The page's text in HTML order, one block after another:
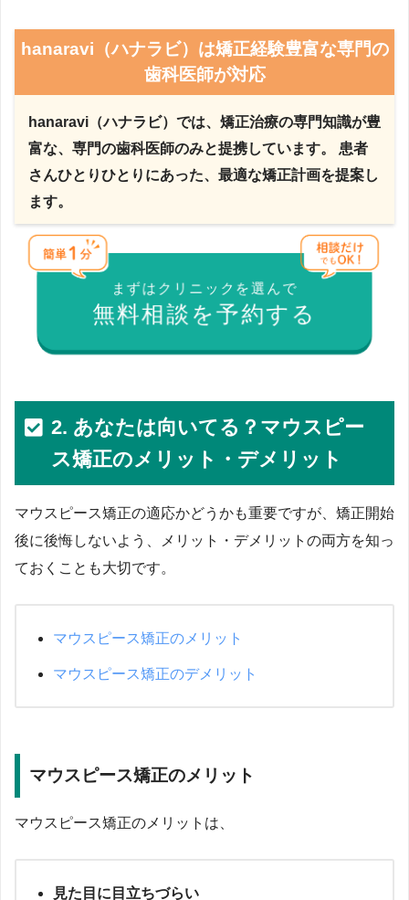
hanaravi（ハナラビ）は矯正経験豊富な専門の
歯科医師が対応
hanaravi（ハナラビ）では、矯正治療の専門知識が豊
富な、専門の歯科医師のみと提携しています。 患者
さんひとりひとりにあった、最適な矯正計画を提案し
ます。
まずはクリニックを選んで
無料相談を予約する
2. あなたは向いてる？マウスピー
ス矯正のメリット・デメリット
マウスピース矯正の適応かどうかも重要ですが、矯正開始
後に後悔しないよう、メリット・デメリットの両方を知っ
ておくことも大切です。
マウスピース矯正のメリット
マウスピース矯正のデメリット
マウスピース矯正のメリット
マウスピース矯正のメリットは、
見た目に目立ちづらい